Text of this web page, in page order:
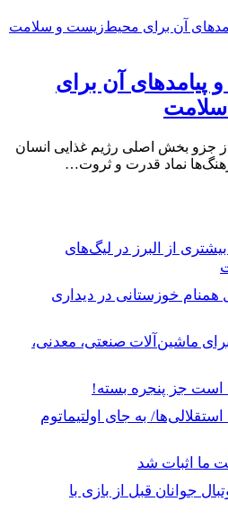
آن برای
جزو بخش اصلی رژیم غذایی انسان
نماد قدرت و ثروت…
از البرز در لیگ‌های
همنام خوزستانی در دیداری
ماشین‌آلات صنعتی، معدنی،
است جز پنجره بسته!
به جای اولتیماتوم
ما اثبات شد
جوانان قبل از بازی با